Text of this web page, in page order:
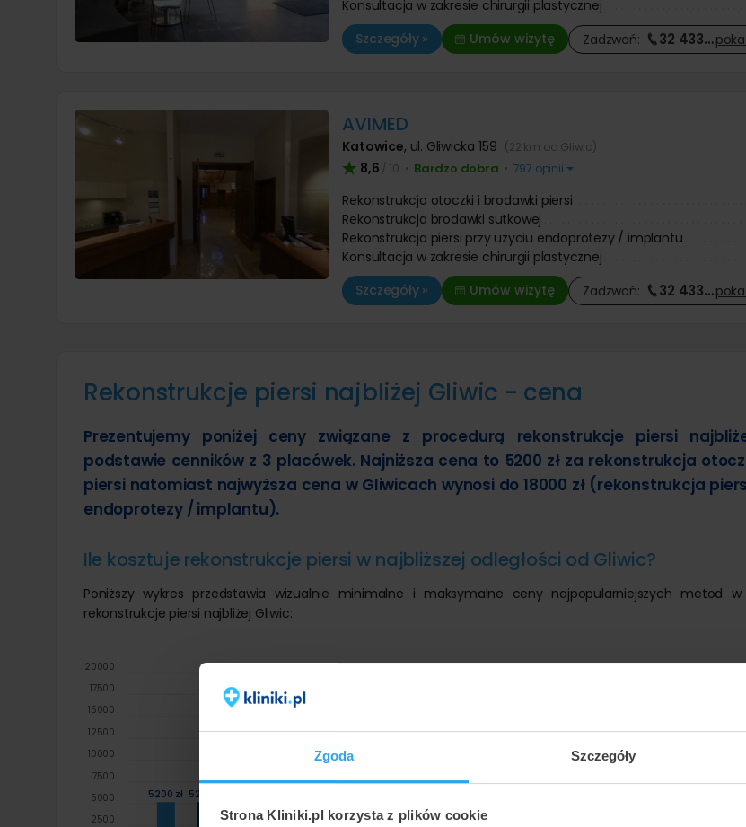
Zgoda Szczegóły
Strona Kliniki.pl korzysta z plików cookie
Konsultacja w zakresie chirurgii plastycznej
Szczegóły »
Umów wizytę Zadzwoń: 32 433…
AVIMED
Katowice, ul. Gliwicka 159 (22 km od Gliwic)
8,6 / 10 • Bardzo dobra • 797 opinii
Rekonstrukcja otoczki i brodawki piersi
Rekonstrukcja brodawki sutkowej
Rekonstrukcja piersi przy użyciu endoprotezy / implantu
Konsultacja w zakresie chirurgii plastycznej
Szczegóły »
Umów wizytę Zadzwoń: 32 433…
Rekonstrukcje piersi najbliżej Gliwic - cena
Prezentujemy poniżej ceny związane z procedurą rekonstrukcje piersi
podstawie cenników z 3 placówek. Najniższa cena to 5200 zł za rekonstrukcja
piersi natomiast najwyższa cena w Gliwicach wynosi do 18000 zł (rekonstrukcja
endoprotezy / implantu).
Ile kosztuje rekonstrukcje piersi w najbliższej odległości od Gliwic?
Poniższy wykres przedstawia wizualnie minimalne i maksymalne ceny najpopularniejszych metod w
rekonstrukcje piersi najbliżej Gliwic:
5200 zł 5200 zł 6000 zł
10000 zł
2500
5000
7500
10000
12500
15000
17500
20000